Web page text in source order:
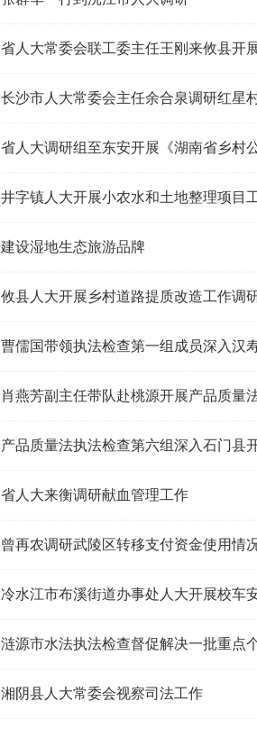
省人大常委会联工委主任王刚来攸县开
长沙市人大常委会主任余合泉调研红星
省人大调研组至东安开展《湖南省乡村
井字镇人大开展小农水和土地整理项目
建设湿地生态旅游品牌
攸县人大开展乡村道路提质改造工作调
曹儒国带领执法检查第一组成员深入汉
肖燕芳副主任带队赴桃源开展产品质量
产品质量法执法检查第六组深入石门县
省人大来衡调研献血管理工作
曾再农调研武陵区转移支付资金使用情
冷水江市布溪街道办事处人大开展校车
涟源市水法执法检查督促解决一批重点
湘阴县人大常委会视察司法工作